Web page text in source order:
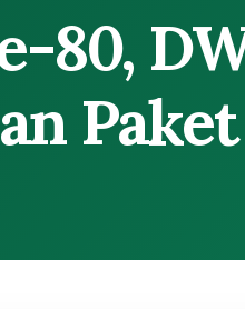
80,